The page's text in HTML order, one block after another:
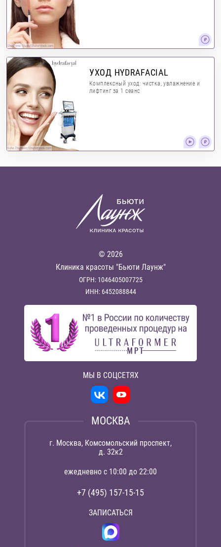
ShotPrime Studio/Shutterstock.com
Sofia Zhuravetc/Shutterstock.com
УХОД HYDRAFACIAL
Комплексный уход: чистка, увлажнение и
лифтинг за 1 сеанс
© 2026
Клиника красоты "Бьюти Лаунж"
ОГРН: 1046405007725
ИНН: 6452088844
МЫ В СОЦСЕТЯХ
МОСКВА
г. Москва, Комсомольский проспект,
д. 32к2
ежедневно с 10:00 до 22:00
+7 (495) 157-15-15
ЗАПИСАТЬСЯ